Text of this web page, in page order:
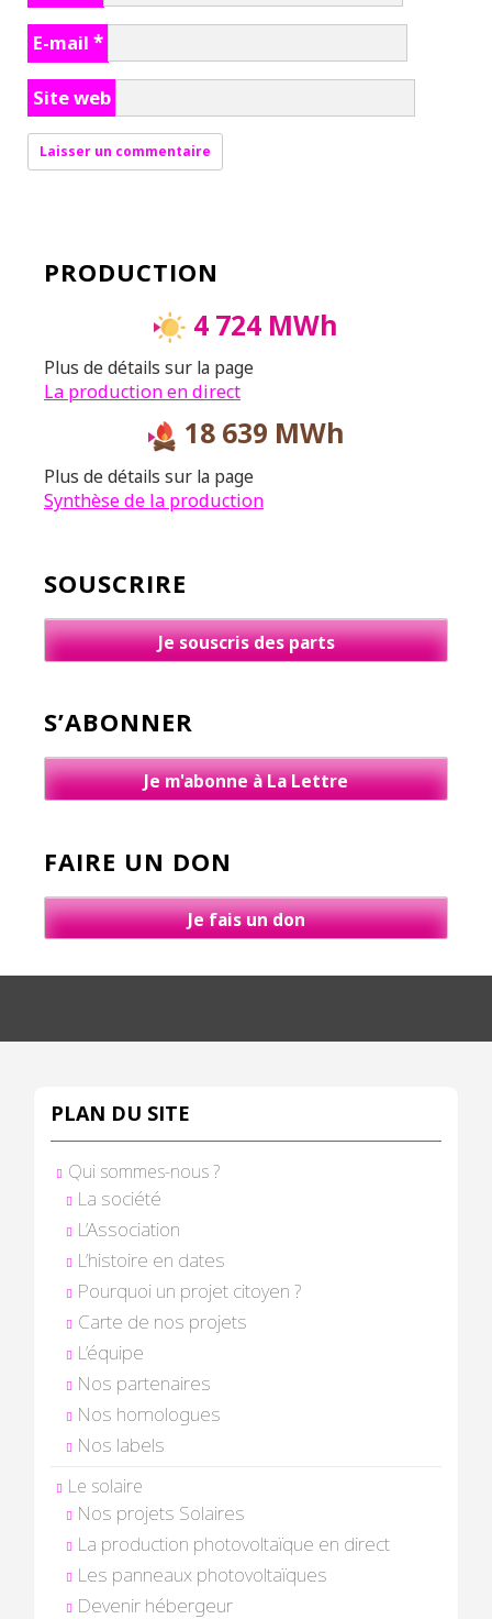
E-mail *
Site web
PRODUCTION
4 724 MWh
Plus de détails sur la page
La production en direct
18 639 MWh
Plus de détails sur la page
Synthèse de la production
SOUSCRIRE
Je souscris des parts
S’ABONNER
Je m'abonne à La Lettre
FAIRE UN DON
Je fais un don
PLAN DU SITE
Qui sommes-nous ?
La société
L’Association
L’histoire en dates
Pourquoi un projet citoyen ?
Carte de nos projets
L’équipe
Nos partenaires
Nos homologues
Nos labels
Le solaire
Nos projets Solaires
La production photovoltaïque en direct
Les panneaux photovoltaïques
Devenir hébergeur